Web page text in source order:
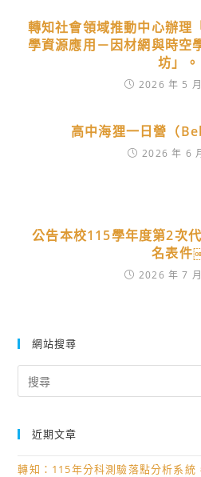
轉知社會領域推動中心辦理
學資源應用－因材網與時空
坊」。
2026 年 5
高中海狸一日營（
2026 年 6
公告本校115學年度第2次
名表件
2026 年 7
網站搜尋
for:
近期文章
轉知：115年分科測驗落點分析系統